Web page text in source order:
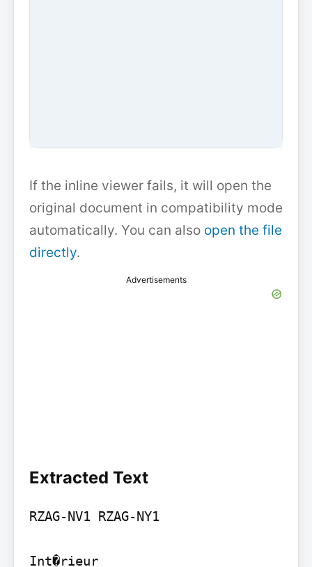
If the inline viewer fails, it will open the
original document in compatibility mode
automatically. You can also open the file
directly.
Advertisements
Extracted Text
RZAG-NV1 RZAG-NY1
Int�rieur